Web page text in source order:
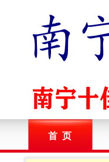
首 页